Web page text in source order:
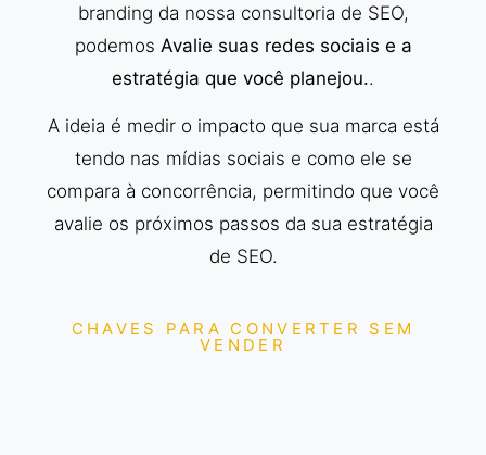
branding da nossa consultoria de SEO,
podemos Avalie suas redes sociais e a
estratégia que você planejou..
A ideia é medir o impacto que sua marca está
tendo nas mídias sociais e como ele se
compara à concorrência, permitindo que você
avalie os próximos passos da sua estratégia
de SEO.
CHAVES PARA CONVERTER SEM
VENDER